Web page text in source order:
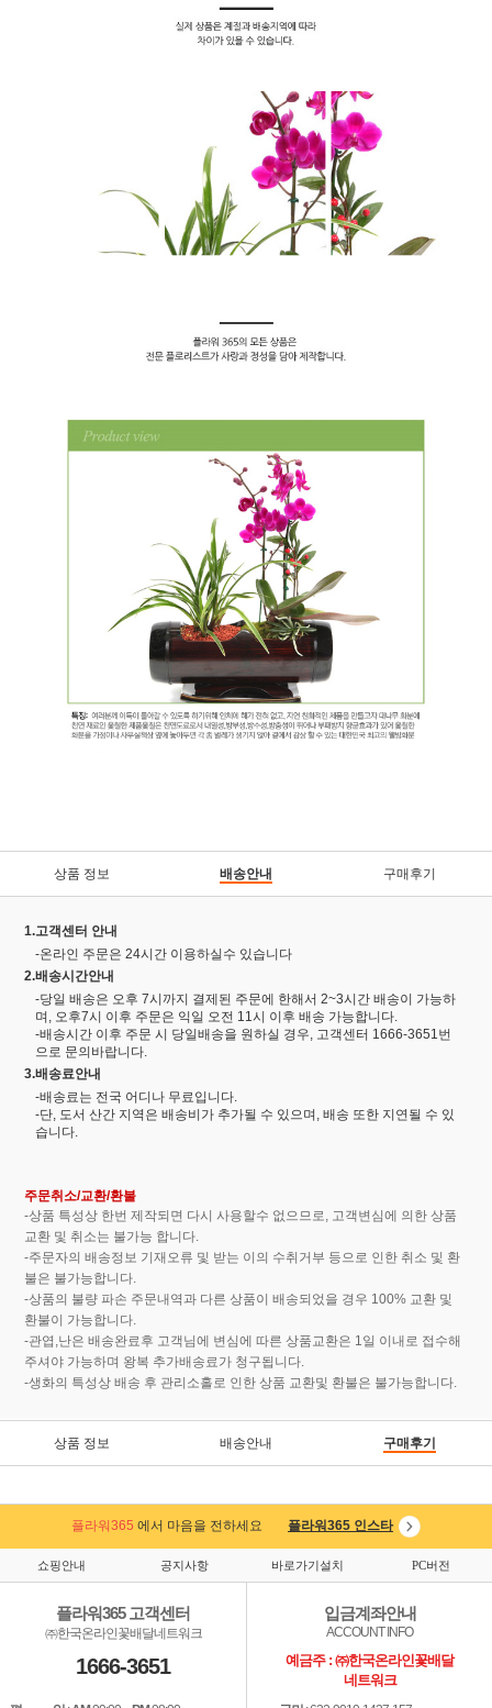
상품 정보 배송안내 구매후기
1.고객센터 안내
-온라인 주문은 24시간 이용하실수 있습니다
2.배송시간안내
-당일 배송은 오후 7시까지 결제된 주문에 한해서 2~3시간 배송이 가능하
며, 오후7시 이후 주문은 익일 오전 11시 이후 배송 가능합니다.
-배송시간 이후 주문 시 당일배송을 원하실 경우, 고객센터 1666-3651번
으로 문의바랍니다.
3.배송료안내
-배송료는 전국 어디나 무료입니다.
-단, 도서 산간 지역은 배송비가 추가될 수 있으며, 배송 또한 지연될 수 있
습니다.
주문취소/교환/환불
-상품 특성상 한번 제작되면 다시 사용할수 없으므로, 고객변심에 의한 상품
교환 및 취소는 불가능 합니다.
-주문자의 배송정보 기재오류 및 받는 이의 수취거부 등으로 인한 취소 및 환
불은 불가능합니다.
-상품의 불량 파손 주문내역과 다른 상품이 배송되었을 경우 100% 교환 및
환불이 가능합니다.
-관엽,난은 배송완료후 고객님에 변심에 따른 상품교환은 1일 이내로 접수해
주셔야 가능하며 왕복 추가배송료가 청구됩니다.
-생화의 특성상 배송 후 관리소홀로 인한 상품 교환및 환불은 불가능합니다.
상품 정보 배송안내 구매후기
플라워365 에서 마음을 전하세요 플라워365 인스타
쇼핑안내 공지사항 바로가기설치 PC버전
플라워365 고객센터
㈜한국온라인꽃배달네트워크
1666-3651
입금계좌안내
ACCOUNT INFO
예금주 : ㈜한국온라인꽃배달
네트워크